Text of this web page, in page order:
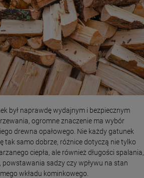
był naprawdę wydajnym i bezpiecznym
ogromne znaczenie ma wybór
drewna opałowego. Nie każdy gatunek
tak samo dobrze, różnice dotyczą nie tylko
ciepła, ale również długości spalania,
powstawania sadzy czy wpływu na stan
wkładu kominkowego.